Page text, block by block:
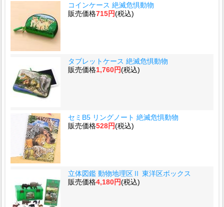
コインケース 絶滅危惧動物
販売価格715円(税込)
タブレットケース 絶滅危惧動物
販売価格1,760円(税込)
セミB5 リングノート 絶滅危惧動物
販売価格528円(税込)
立体図鑑 動物地理区Ⅱ 東洋区ボックス
販売価格4,180円(税込)